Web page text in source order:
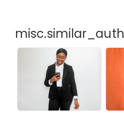
misc.similar_auth